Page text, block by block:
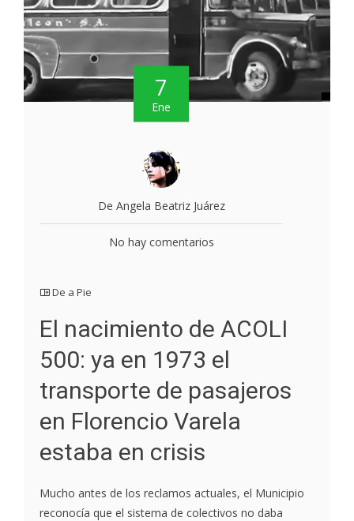
7
Ene
De Angela Beatriz Juárez
No hay comentarios
De a Pie
El nacimiento de ACOLI
500: ya en 1973 el
transporte de pasajeros
en Florencio Varela
estaba en crisis
Mucho antes de los reclamos actuales, el Municipio
reconocía que el sistema de colectivos no daba